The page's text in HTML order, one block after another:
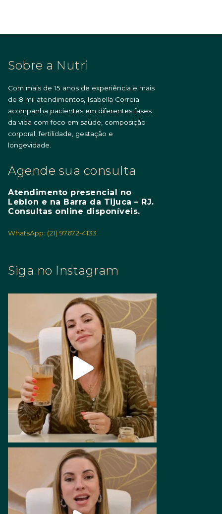
Sobre a Nutri
Com mais de 15 anos de experiência e mais
de 8 mil atendimentos, Isabella Correia
acompanha pacientes em diferentes fases
da vida com foco em saúde, composição
corporal, fertilidade, gestação e
longevidade.
Agende sua consulta
Atendimento presencial no
Leblon e na Barra da Tijuca – RJ.
Consultas online disponíveis.
WhatsApp: (21) 97672-4133
Siga no Instagram